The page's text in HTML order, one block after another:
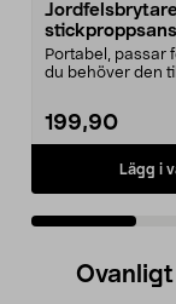
Portabel, passar
du behöver den
199,90
Lägg i